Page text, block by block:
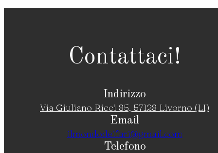
Contattaci!
Indirizzo
Via Giuliano Ricci 85, 57128 Livorno (LI)
Email
ilmondodeifari@gmail.com
Telefono